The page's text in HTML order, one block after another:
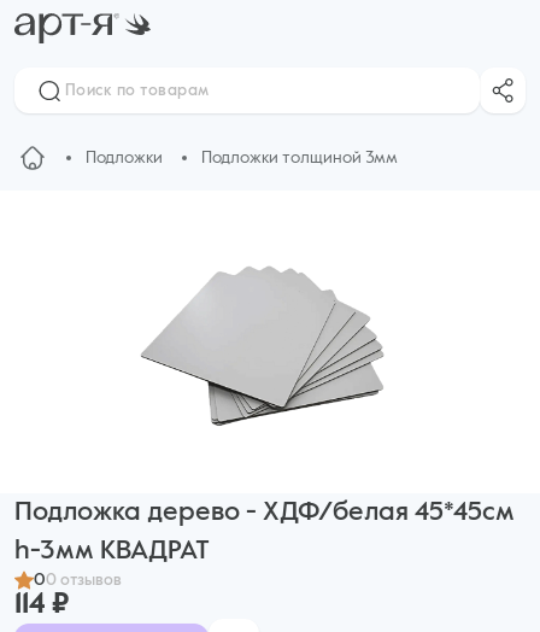
Подложки Подложки толщиной 3мм
Подложка дерево - ХДФ/белая 45*45см
h-3мм КВАДРАТ
00 отзывов
114 ₽